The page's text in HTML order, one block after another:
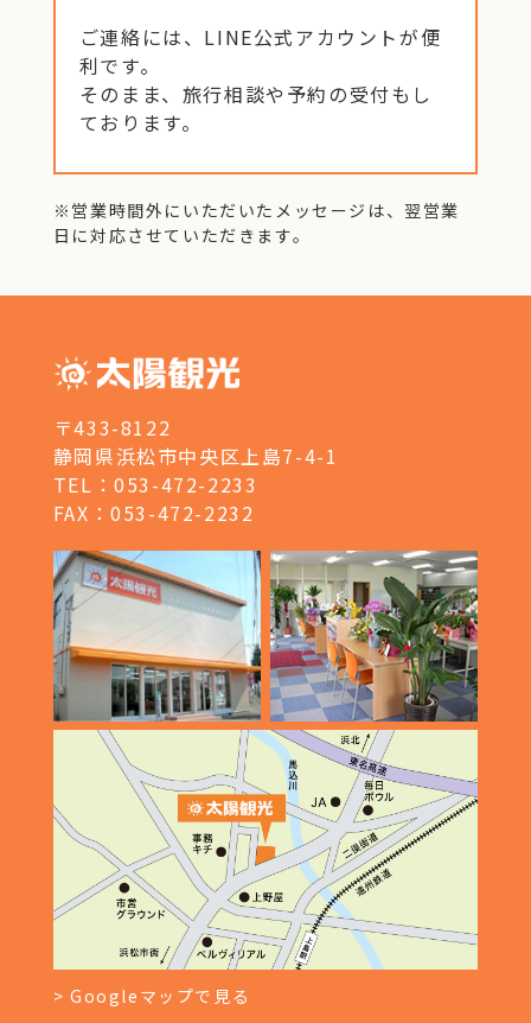
ご連絡には、LINE公式アカウントが便
利です。
そのまま、旅行相談や予約の受付もし
ております。
※営業時間外にいただいたメッセージは、翌営業
日に対応させていただきます。
〒433-8122
静岡県浜松市中央区上島7-4-1
TEL：053-472-2233
FAX：053-472-2232
> Googleマップで見る